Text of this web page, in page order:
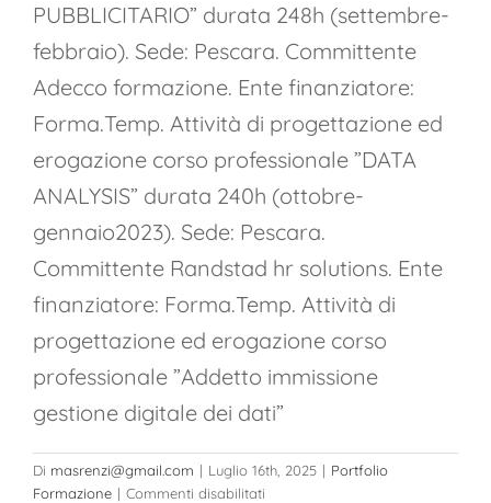
PUBBLICITARIO” durata 248h (settembre-
febbraio). Sede: Pescara. Committente
Adecco formazione. Ente finanziatore:
Forma.Temp. Attività di progettazione ed
erogazione corso professionale ”DATA
ANALYSIS” durata 240h (ottobre-
gennaio2023). Sede: Pescara.
Committente Randstad hr solutions. Ente
finanziatore: Forma.Temp. Attività di
progettazione ed erogazione corso
professionale ”Addetto immissione
gestione digitale dei dati”
Di masrenzi@gmail.com | Luglio 16th, 2025 | Portfolio
Formazione | Commenti disabilitati